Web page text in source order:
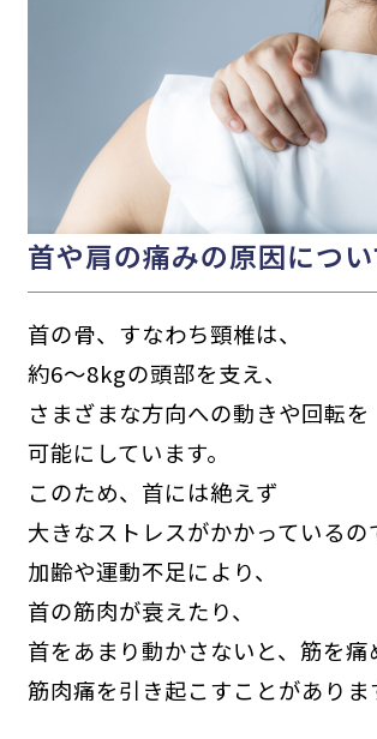
首や肩の痛みの原因につい
首の骨、すなわち頸椎は、
約6～8kgの頭部を支え、
さまざまな方向への動きや回転を
可能にしています。
このため、首には絶えず
大きなストレスがかかっているの
加齢や運動不足により、
首の筋肉が衰えたり、
首をあまり動かさないと、筋を痛
筋肉痛を引き起こすことがありま